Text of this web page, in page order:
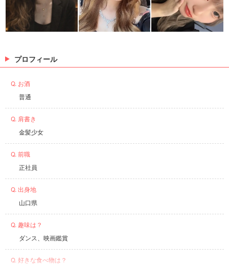
プロフィール
Q. お酒
普通
Q. 肩書き
金髪少女
Q. 前職
正社員
Q. 出身地
山口県
Q. 趣味は？
ダンス、映画鑑賞
Q. 好きな食べ物は？